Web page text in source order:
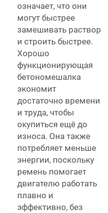
означает, что они
могут быстрее
замешивать раствор
и строить быстрее.
Хорошо
функционирующая
бетономешалка
экономит
достаточно времени
и труда, чтобы
окупиться ещё до
износа. Она также
потребляет меньше
энергии, поскольку
ремень помогает
двигателю работать
плавно и
эффективно, без